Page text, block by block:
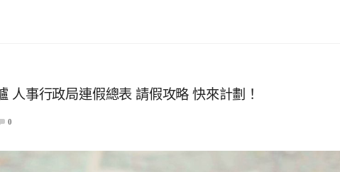
人事行政局連假總表 請假攻略 快來計劃！
0